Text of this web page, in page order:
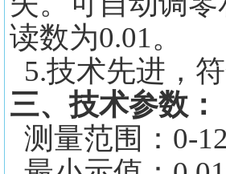
读数为0.01。
5.技术先进，
三、技术参数：
测量范围： 0-